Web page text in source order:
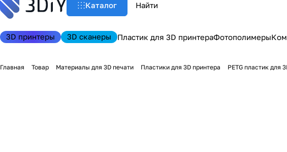
Каталог
3D принтеры 3D сканеры Пластик для 3D принтераФотополимеры
Главная Товар Материалы для 3D печати Пластики для 3D принтера PETG пластик для